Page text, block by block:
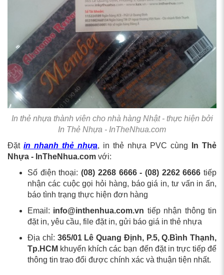
In thẻ nhựa thành viên cho nhà hàng Nhật - thực hiện bởi
In Thẻ Nhựa - InTheNhua.com
Đặt in nhanh thẻ nhựa, in thẻ nhựa PVC cùng In Thẻ
Nhựa - InTheNhua.com với:
Số điện thoại:(08) 2268 6666 - (08) 2262 6666 tiếp
nhận các cuộc gọi hỏi hàng, báo giá in, tư vấn in ấn,
báo tình trạng thực hiện đơn hàng
Email: info@inthenhua.com.vn tiếp nhận thông tin
đặt in, yêu cầu, file đặt in, gửi báo giá in thẻ nhựa
Địa chỉ: 365/01 Lê Quang Định, P.5, Q.Bình Thạnh,
Tp.HCM khuyến khích các bạn đến đặt in trực tiếp để
thông tin trao đổi được chính xác và thuận tiện nhất.